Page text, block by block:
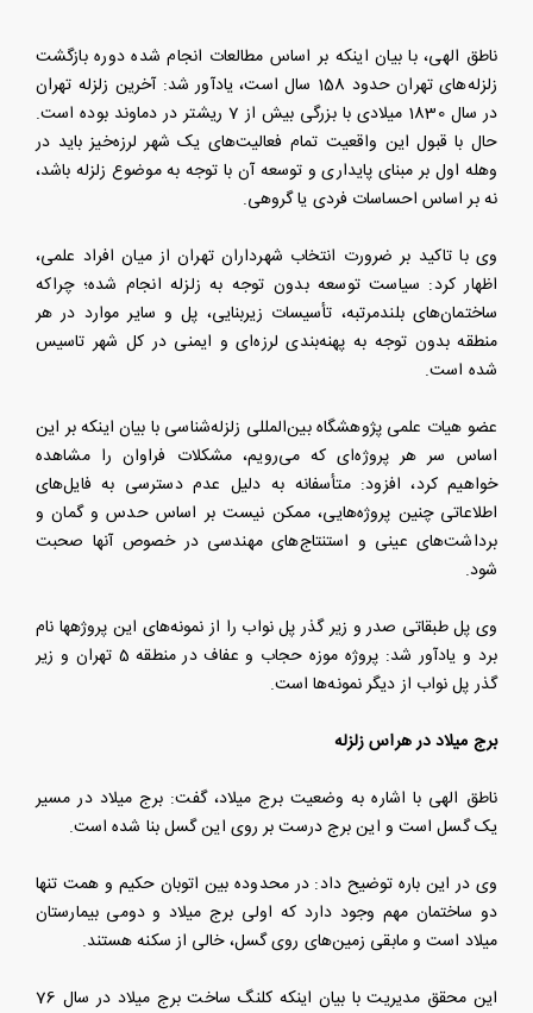
ناطق الهی، با بیان اینکه بر اساس مطالعات انجام شده دوره بازگشت
زلزله‌های تهران حدود 158 سال است، یادآور شد: آخرین زلزله تهران
در سال 1830 میلادی با بزرگی بیش از 7 ریشتر در دماوند بوده است.
حال با قبول این واقعیت تمام فعالیت‌های یک شهر لرزه‌خیز باید در
وهله اول بر مبنای پایداری و توسعه آن با توجه به موضوع زلزله باشد،
نه بر اساس احساسات فردی یا گروهی.
وی با تاکید بر ضرورت انتخاب شهرداران تهران از میان افراد علمی،
اظهار کرد: سیاست توسعه بدون توجه به زلزله انجام شده؛ چراکه
ساختمان‌های بلندمرتبه، تأسیسات زیربنایی، پل و سایر موارد در هر
منطقه بدون توجه به پهنه‌بندی لرزه‌ای و ایمنی در کل شهر تاسیس
شده است.
عضو هیات علمی پژوهشگاه بین‌المللی زلزله‌شناسی با بیان اینکه بر این
اساس سر هر پروژه‌ای که می‌رویم، مشکلات فراوان را مشاهده
خواهیم کرد، افزود: متأسفانه به دلیل عدم دسترسی به فایل‌های
اطلاعاتی چنین پروژه‌هایی، ممکن نیست بر اساس حدس و گمان و
برداشت‌های عینی و استنتاج‌های مهندسی در خصوص آنها صحبت
شود.
وی ‌پل طبقاتی صدر و زیر گذر پل نواب را از نمونه‌های این پروژه‎ها نام
برد و یادآور شد: پروژه موزه حجاب و عفاف در منطقه 5 تهران و زیر
گذر پل نواب از دیگر نمونه‌ها است.
برج میلاد در هراس زلزله
ناطق الهی با اشاره به وضعیت برج میلاد، گفت: برج میلاد در مسیر
یک گسل است و این برج درست بر روی این گسل بنا شده است.
وی در این باره توضیح داد: در محدوده بین اتوبان حکیم و همت تنها
دو ساختمان مهم وجود دارد که اولی برج میلاد و دومی بیمارستان
میلاد است و مابقی زمین‌های روی گسل، خالی از سکنه هستند.
این محقق مدیریت با بیان اینکه کلنگ ساخت برج میلاد در سال 76